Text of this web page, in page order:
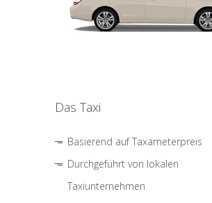
Das Taxi
Basierend auf Taxameterpreis
Durchgeführt von lokalen
Taxiunternehmen